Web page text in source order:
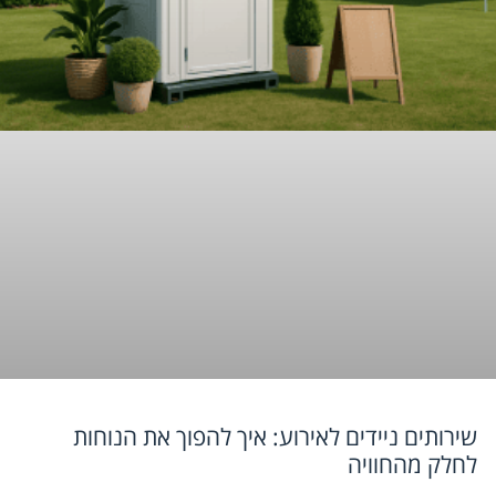
שירותים ניידים לאירוע: איך להפוך את הנוחות
לחלק מהחוויה